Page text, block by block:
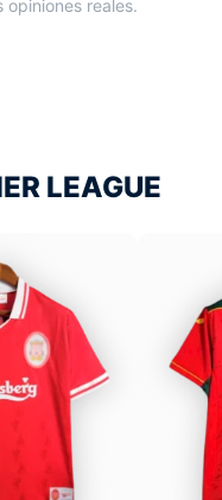
opiniones reales.
LEAGUE